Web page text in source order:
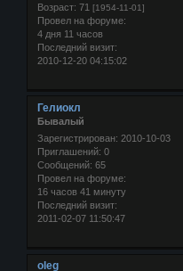
Возраст: 71 [1954-11-01]
Провел на форуме:
4 дня 11 часов
Последний визит:
2010-12-20 04:15:02
Гелиокл
Бывалый
Зарегистрирован: 2010-10-03
Приглашений: 0
Сообщений: 65
Провел на форуме:
16 часов 41 минуту
Последний визит:
2011-02-07 11:50:47
oleg